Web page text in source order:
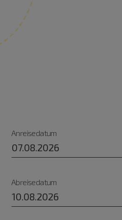
Anreisedatum
Abreisedatum